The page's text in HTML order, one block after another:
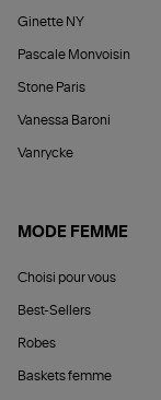
Ginette NY
Pascale Monvoisin
Stone Paris
Vanessa Baroni
Vanrycke
MODE FEMME
Choisi pour vous
Best-Sellers
Robes
Baskets femme